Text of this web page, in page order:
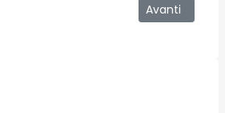
14/07/2007 - Le repliche del
Articolo
Avanti